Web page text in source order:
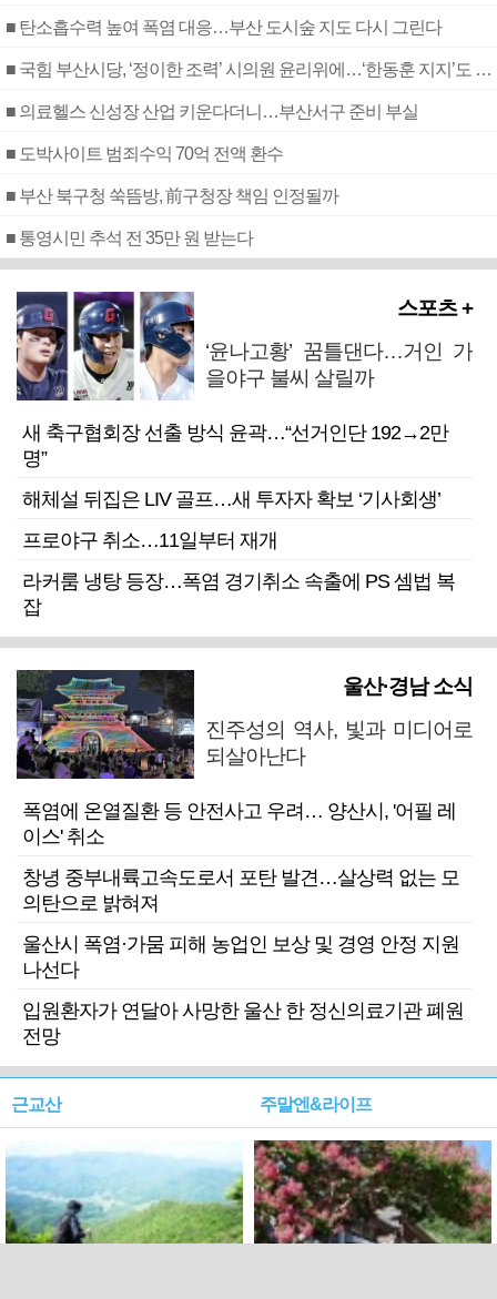
■ 탄소흡수력 높여 폭염 대응…부산 도시숲 지도 다시 그린다
■ 국힘 부산시당, ‘정이한 조력’ 시의원 윤리위에…‘한동훈 지지’도 신고접수
■ 의료헬스 신성장 산업 키운다더니…부산서구 준비 부실
■ 도박사이트 범죄수익 70억 전액 환수
■ 부산 북구청 쑥뜸방, 前구청장 책임 인정될까
■ 통영시민 추석 전 35만 원 받는다
스포츠 +
‘윤나고황’ 꿈틀댄다…거인 가
을야구 불씨 살릴까
새 축구협회장 선출 방식 윤곽…“선거인단 192→2만
명”
해체설 뒤집은 LIV 골프…새 투자자 확보 ‘기사회생’
프로야구 취소…11일부터 재개
라커룸 냉탕 등장…폭염 경기취소 속출에 PS 셈법 복
잡
울산·경남 소식
진주성의 역사, 빛과 미디어로
되살아난다
폭염에 온열질환 등 안전사고 우려… 양산시, '어필 레
이스' 취소
창녕 중부내륙고속도로서 포탄 발견…살상력 없는 모
의탄으로 밝혀져
울산시 폭염·가뭄 피해 농업인 보상 및 경영 안정 지원
나선다
입원환자가 연달아 사망한 울산 한 정신의료기관 폐원
전망
근교산 주말엔&라이프